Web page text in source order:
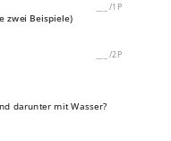
/1P
zwei Beispiele)
/2P
darunter mit Wasser?